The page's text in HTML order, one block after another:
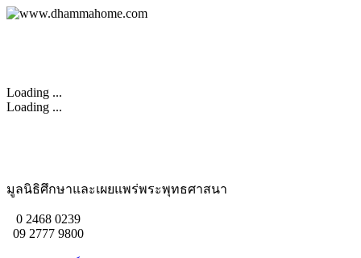
Loading ...
Loading ...
มูลนิธิศึกษาและเผยแพร่พระพุทธศาสนา
0 2468 0239
09 2777 9800